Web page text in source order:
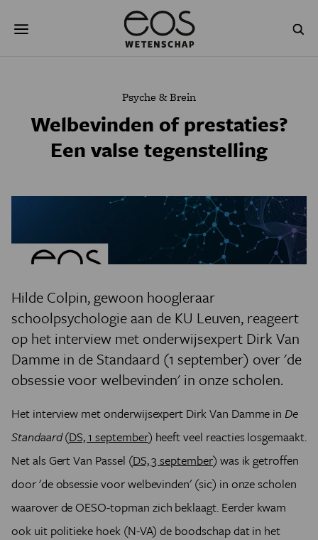
naar
NATUURWETENSCHAPPEN GESCHIEDENIS
AGENDA
JONGE UITDAGERS
Psyche & Brein
Welbevinden of prestaties?
Een valse tegenstelling
Hilde Colpin, gewoon hoogleraar
schoolpsychologie aan de KU Leuven, reageert
op het interview met onderwijsexpert Dirk Van
Damme in de Standaard (1 september) over 'de
obsessie voor welbevinden' in onze scholen.
Het interview met onderwijsexpert Dirk Van Damme inDe
Standaard(DS, 1 september) heeft veel reacties losgemaakt.
Net als Gert Van Passel (DS, 3 september) was ik getroffen
door 'de obsessie voor welbevinden' (sic) in onze scholen
waarover de OESO-topman zich beklaagt. Eerder kwam
ook uit politieke hoek (N-VA) de boodschap dat in het